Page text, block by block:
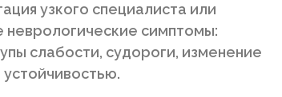
узкого специалиста или
симптомы:
слабости, судороги, изменение